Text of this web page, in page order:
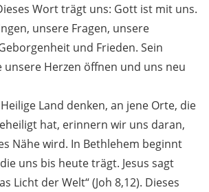
Wort trägt uns: Gott ist mit uns.
unsere Fragen, unsere
und Frieden. Sein
Herzen öffnen und uns neu
Land denken, an jene Orte, die
hat, erinnern wir uns daran,
Nähe wird. In Bethlehem beginnt
uns bis heute trägt. Jesus sagt
Licht der Welt“ (Joh 8,12). Dieses